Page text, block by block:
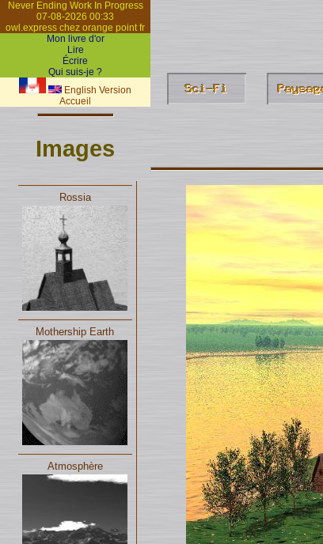
Never Ending Work In Progress
07-08-2026 00:33
owl.express chez orange point fr
Mon livre d'or
Lire
Écrire
Qui suis-je ?
English Version
Accueil
Images
Rossia
Mothership Earth
Atmosphère